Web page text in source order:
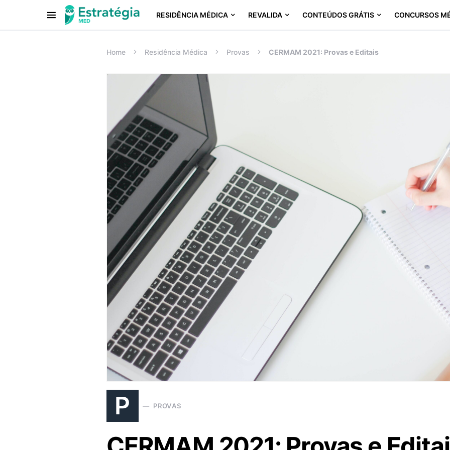
RESIDÊNCIA MÉDICA REVALIDA CONTEÚDOS GRÁTIS CONCURSOS
Procurar:
Home Residência Médica Provas CERMAM 2021: Provas e Editais
P PROVAS